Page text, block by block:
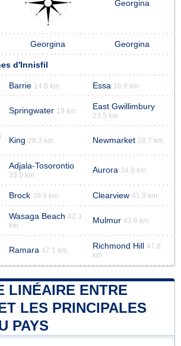
Georgina
Georgina Georgina
d'Innisfil
Barrie 14.8 km Essa 16.9 km
Springwater 19 km East Gwillimbury
23.5 km
King 28.3 km Newmarket 28.7 km
Adjala-Tosorontio
33.5 km
Aurora 34.9 km
Brock 39.9 km Clearview 41.9 km
Wasaga Beach 42.3
km
Mulmur 43.6 km
Ramara 47.1 km Richmond Hill 47.8
km
LINÉAIRE ENTRE
LES PRINCIPALES
PAYS